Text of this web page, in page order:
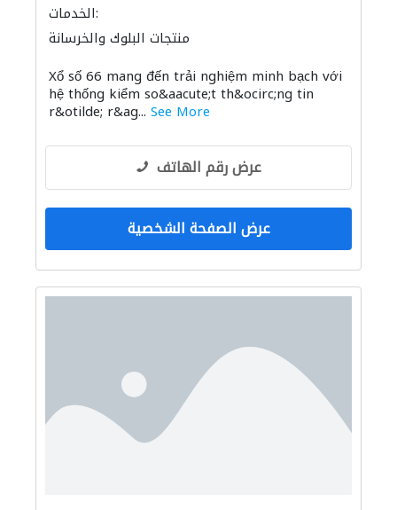
الخدمات:
منتجات البلوك والخرسانة
Xổ số 66 mang đến trải nghiệm minh bạch với
hệ thống kiểm so&aacute;t th&ocirc;ng tin
r&otilde; r&ag... See More
عرض رقم الهاتف
عرض الصفحة الشخصية